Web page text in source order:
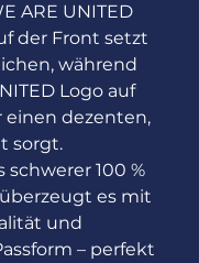
ARE UNITED
der Front setzt
während
Logo auf
einen dezenten,
sorgt.
schwerer 100 %
es mit
und
– perfekt